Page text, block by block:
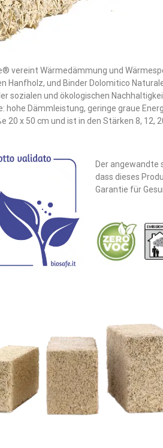
vereint Wärmedämmung und
Hanfholz, und Binder Dolomitico
sozialen und ökologischen
hohe Dämmleistung, geringe graue
20 x 50 cm und ist in den Stärken 8, 12,
Der angewandte
dass dieses
Garantie für